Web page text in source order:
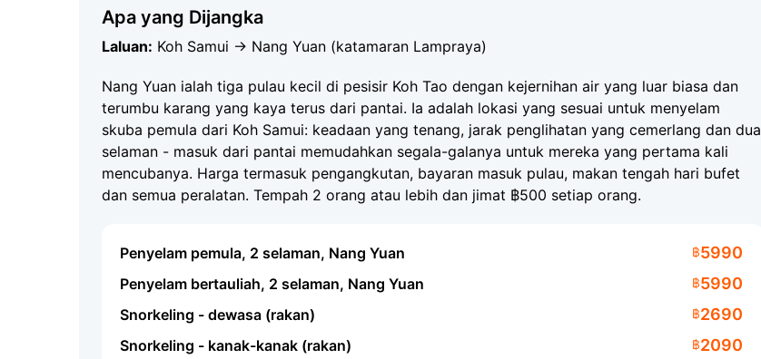
Koh Tao. Ia dianggap sebagai salah satu lokasi menyelam terbaik di seluruh Thailand: jerung paus,
barakuda, ikan napoleon dan kawanan besar ikan tropika semuanya menjadikan tempat ini rumah
mereka. Menyelam di Sail Rock dari Koh Samui hanya tersedia untuk penyelam bertauliah -
Apa yang Perlu Dibawa
Pakaian renang dan tuala
Pelindung matahari kalis air
Kamera atau GoPro (untuk gambar bawah air)
Pakaian ringan untuk berehat di pantai
Apa yang Dijangka
Laluan: Koh Samui → Nang Yuan (katamaran Lampraya)
Nang Yuan ialah tiga pulau kecil di pesisir Koh Tao dengan kejernihan air yang luar biasa dan
terumbu karang yang kaya terus dari pantai. Ia adalah lokasi yang sesuai untuk menyelam
skuba pemula dari Koh Samui: keadaan yang tenang, jarak penglihatan yang cemerlang dan dua
selaman - masuk dari pantai memudahkan segala-galanya untuk mereka yang pertama kali
mencubanya. Harga termasuk pengangkutan, bayaran masuk pulau, makan tengah hari bufet
dan semua peralatan. Tempah 2 orang atau lebih dan jimat ฿500 setiap orang.
Penyelam pemula, 2 selaman, Nang Yuan ฿5990
Penyelam bertauliah, 2 selaman, Nang Yuan ฿5990
Snorkeling - dewasa (rakan) ฿2690
Snorkeling - kanak-kanak (rakan) ฿2090